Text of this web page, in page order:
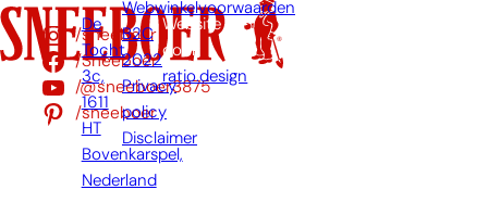
/sneeboer
/Sneeboer
/@sneeboer3875
/sneeboer
De
Tocht
3c,
1611
HT
Bovenkarspel,
Nederland
Webwinkelvoorwaarden
B2C
2022
Privacy
policy
Disclaimer
Website
door:
ratio.design